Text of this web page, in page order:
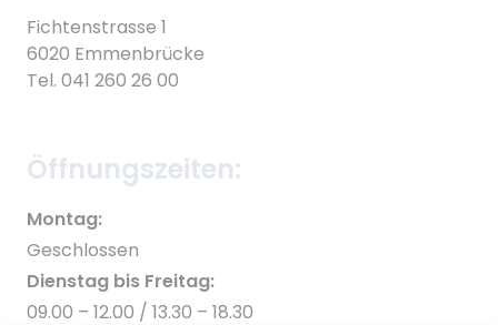
Fichtenstrasse 1
6020 Emmenbrücke
Tel. 041 260 26 00
Öffnungszeiten:
Montag:
Geschlossen
Dienstag bis Freitag:
09.00 – 12.00 / 13.30 – 18.30